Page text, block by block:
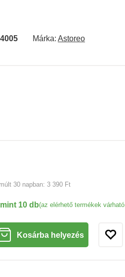
Márka: Astoreo
30 napban: 3 390 Ft
10 db(az elérhető termékek
Kosárba helyezés